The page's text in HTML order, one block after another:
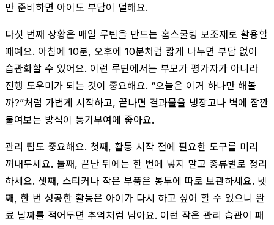
만 준비하면 아이도 부담이 덜해요.
다섯 번째 상황은 매일 루틴을 만드는 홈스쿨링 보조재로 활용할
때예요. 아침에 10분, 오후에 10분처럼 짧게 나누면 부담 없이
습관화할 수 있어요. 이런 루틴에서는 부모가 평가자가 아니라
진행 도우미가 되는 것이 중요해요. “오늘은 이거 하나만 해볼
까?”처럼 가볍게 시작하고, 끝나면 결과물을 냉장고나 벽에 잠깐
붙여보는 방식이 동기부여에 좋아요.
관리 팁도 중요해요. 첫째, 활동 시작 전에 필요한 도구를 미리
꺼내두세요. 둘째, 끝난 뒤에는 한 번에 넣지 말고 종류별로 정리
하세요. 셋째, 스티커나 작은 부품은 봉투에 따로 보관하세요. 넷
째, 한 번 성공한 활동은 아이가 다시 하고 싶어 할 수 있으니 완
료 날짜를 적어두면 추억처럼 남아요. 이런 작은 관리 습관이 패